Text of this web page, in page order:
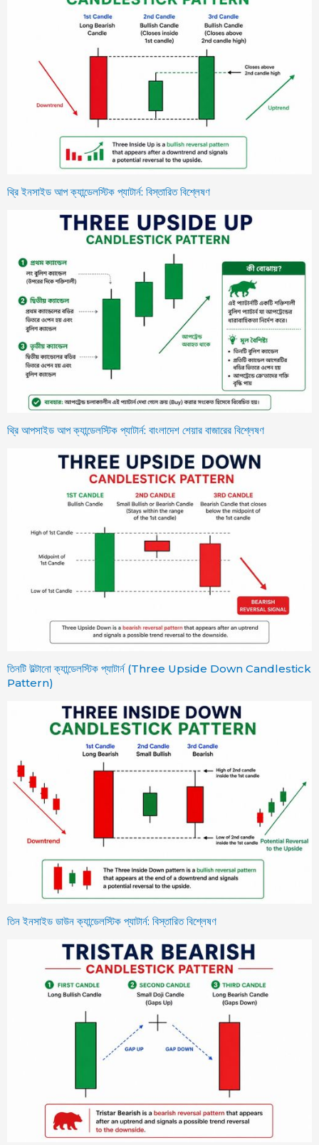
থ্রি ইনসাইড আপ ক্যান্ডেলস্টিক প্যাটার্ন: বিস্তারিত বিশ্লেষণ
থ্রি আপসাইড আপ ক্যান্ডেলস্টিক প্যাটার্ন: বাংলাদেশ শেয়ার বাজারের বিশ্লেষণ
তিনটি উল্টানো ক্যান্ডেলস্টিক প্যাটার্ন (Three Upside Down Candlestick
Pattern)
তিন ইনসাইড ডাউন ক্যান্ডেলস্টিক প্যাটার্ন: বিস্তারিত বিশ্লেষণ